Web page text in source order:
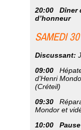
20:00 Dîner
d’honneur
SAMEDI
Discussant:
09:00
d’Henri
(Créteil)
09:30
Mondor et
10:00
Pause